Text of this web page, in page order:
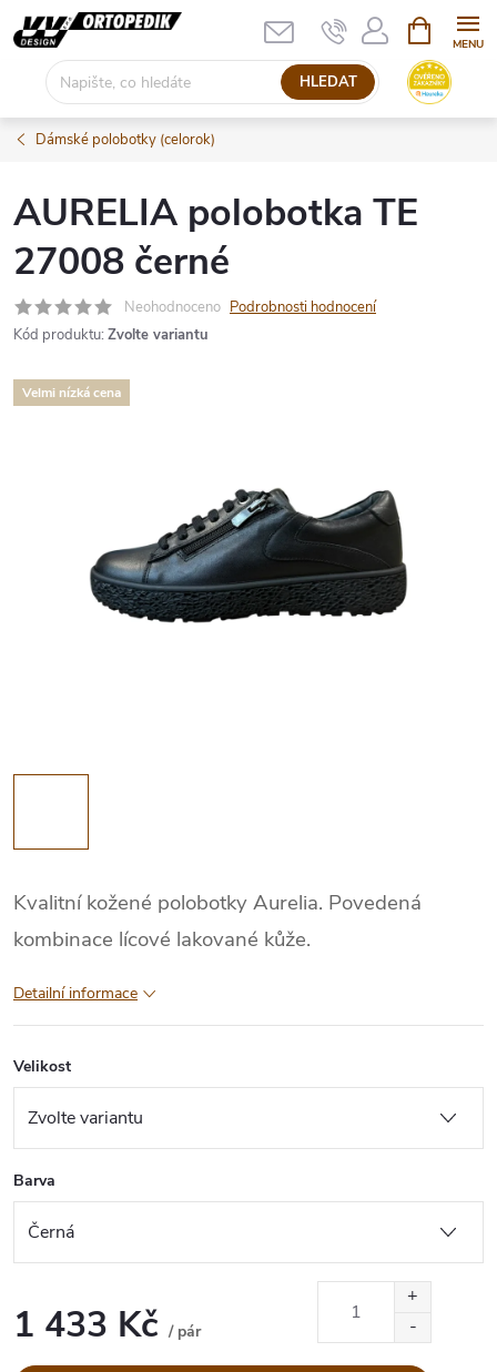
Přejít
na
HLEDAT
NÁKUPNÍ
KOŠÍK
Dámské polobotky (celorok)
AURELIA polobotka TE
27008 černé
Neohodnoceno Podrobnosti hodnocení
Kód produktu: Zvolte variantu
Velmi nízká cena
Kvalitní kožené polobotky Aurelia. Povedená
kombinace lícové lakované kůže.
Detailní informace
Velikost
Barva
1 433 Kč / pár